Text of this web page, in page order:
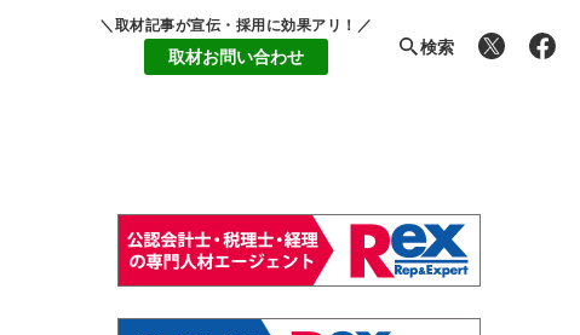
＼取材記事が宣伝・採用に効果アリ！／
取材お問い合わせ 検索